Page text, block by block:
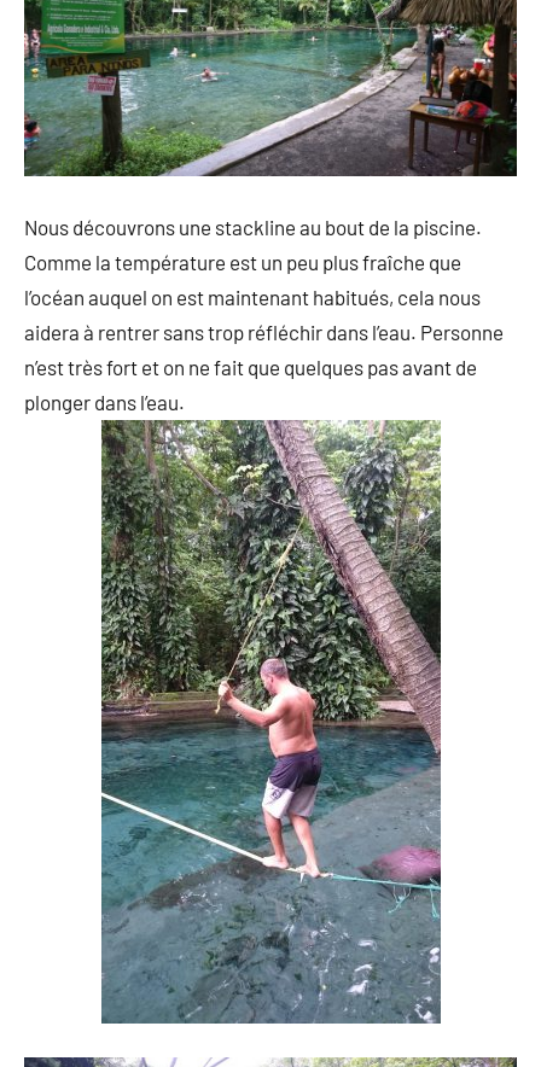
Nous découvrons une stackline au bout de la piscine.
Comme la température est un peu plus fraîche que
l’océan auquel on est maintenant habitués, cela nous
aidera à rentrer sans trop réfléchir dans l’eau. Personne
n’est très fort et on ne fait que quelques pas avant de
plonger dans l’eau.